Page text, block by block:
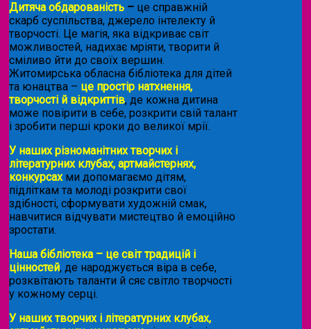
Дитяча обдарованість – це справжній
скарб суспільства, джерело інтелекту й
творчості. Це магія, яка відкриває світ
можливостей, надихає мріяти, творити й
сміливо йти до своїх вершин.
Житомирська обласна бібліотека для дітей
та юнацтва – це простір натхнення,
творчості й відкриттів, де кожна дитина
може повірити в себе, розкрити свій талант
і зробити перші кроки до великої мрії.
У наших різноманітних творчих і
літературних клубах, артмайстернях,
конкурсахми допомагаємо дітям,
підліткам та молоді розкрити свої
здібності, сформувати художній смак,
навчитися відчувати мистецтво й емоційно
зростати.
Наша бібліотека – це світ традицій і
цінностей, де народжується віра в себе,
розквітають таланти й сяє світло творчості
у кожному серці.
У наших творчих і літературних клубах,